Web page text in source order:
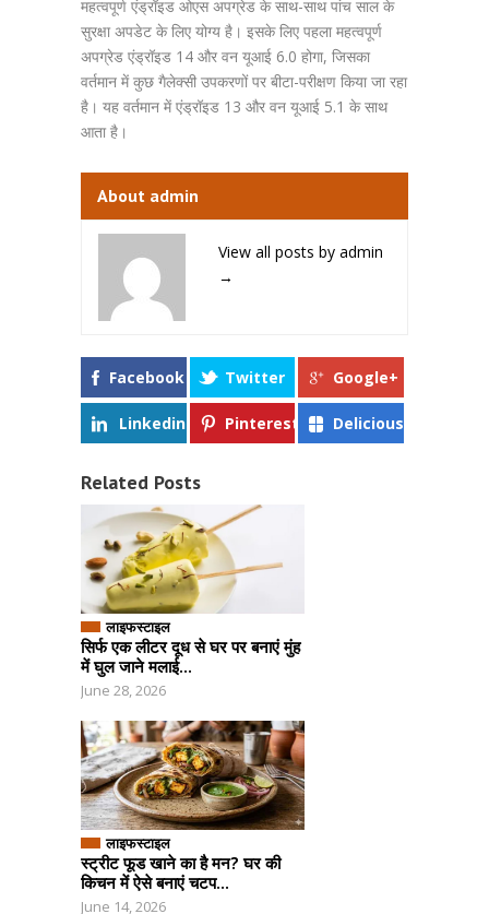
महत्वपूर्ण एंड्रॉइड ओएस अपग्रेड के साथ-साथ पांच साल के
सुरक्षा अपडेट के लिए योग्य है। इसके लिए पहला महत्वपूर्ण
अपग्रेड एंड्रॉइड 14 और वन यूआई 6.0 होगा, जिसका
वर्तमान में कुछ गैलेक्सी उपकरणों पर बीटा-परीक्षण किया जा रहा
है। यह वर्तमान में एंड्रॉइड 13 और वन यूआई 5.1 के साथ
आता है।
About admin
View all posts by admin
→
Facebook Twitter Google+
Linkedin Pinterest Delicious
Related Posts
लाइफस्टाइल
सिर्फ एक लीटर दूध से घर पर बनाएं मुंह
में घुल जाने मलाई...
June 28, 2026
लाइफस्टाइल
स्ट्रीट फूड खाने का है मन? घर की
किचन में ऐसे बनाएं चटप...
June 14, 2026